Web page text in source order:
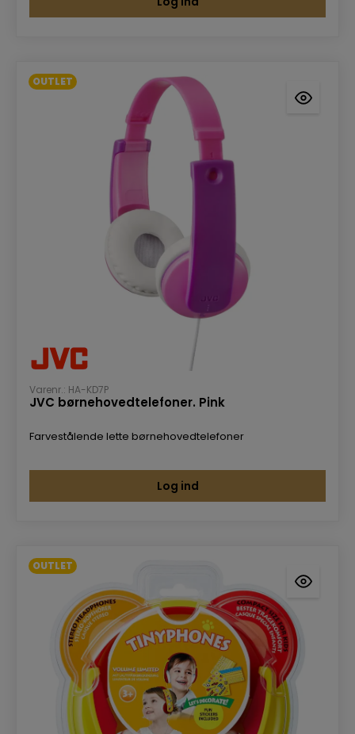
OUTLET
Varenr.: HA-KD7P
JVC børnehovedtelefoner. Pink
Farvestålende lette børnehovedtelefoner
Log ind
OUTLET